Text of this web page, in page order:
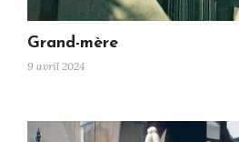
Grand-mère
9 avril 2024